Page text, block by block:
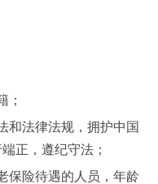
；
和法律法规，拥护中国
正，遵纪守法；
保险待遇的人员，年龄